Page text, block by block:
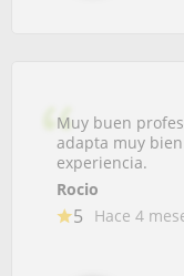
Muy buen
adapta muy
experiencia.
Rocio
5 Hace 4